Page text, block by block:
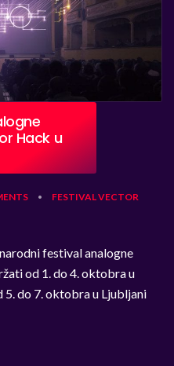
Hack u
• FESTIVALVECTOR
festival analogne
od 1. do 4. oktobra u
5. do 7. oktobra u Ljubljani